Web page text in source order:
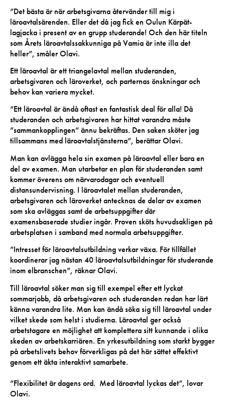
”Det bästa är när arbetsgivarna återvänder till mig i
läroavtalsärenden. Eller det då jag fick en Oulun Kärpät-
lagjacka i present av en grupp studerande! Och den här titeln
som Årets läroavtalssakkunniga på Vamia är inte illa det
heller”, småler Olavi.
Ett läroavtal är ett triangelavtal mellan studeranden,
arbetsgivaren och läroverket, och parternas önskningar och
behov kan variera mycket.
”Ett läroavtal är ändå oftast en fantastisk deal för alla! Då
studeranden och arbetsgivaren har hittat varandra måste
”sammankopplingen” ännu bekräftas. Den saken sköter jag
tillsammans med läroavtalstjänsterna”, berättar Olavi.
Man kan avlägga hela sin examen på läroavtal eller bara en
del av examen. Man utarbetar en plan för studeranden samt
kommer överens om närvarodagar och eventuell
distansundervisning. I läroavtalet mellan studeranden,
arbetsgivaren och läroverket antecknas de delar av examen
som ska avläggas samt de arbetsuppgifter där
examensbaserade studier ingår. Proven sköts huvudsakligen på
arbetsplatsen i samband med normala arbetsuppgifter.
”Intresset för läroavtalsutbildning verkar växa. För tillfället
koordinerar jag nästan 40 läroavtalsutbildningar för studerande
inom elbranschen”, räknar Olavi.
Till läroavtal söker man sig till exempel efter ett lyckat
sommarjobb, då arbetsgivaren och studeranden redan har lärt
känna varandra lite. Man kan ändå söka sig till läroavtal under
vilket skede som helst i studierna. Läroavtal ger också
arbetstagare en möjlighet att komplettera sitt kunnande i olika
skeden av arbetskarriären. En yrkesutbildning som starkt bygger
på arbetslivets behov förverkligas på det här sättet effektivt
genom ett äkta interaktivt samarbete.
”Flexibilitet är dagens ord. Med läroavtal lyckas det”, lovar
Olavi.